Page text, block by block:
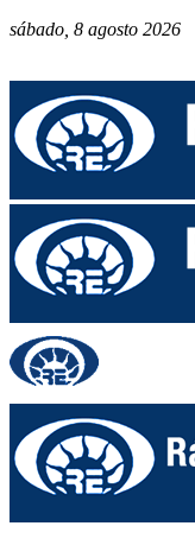
sábado, 8 agosto 2026